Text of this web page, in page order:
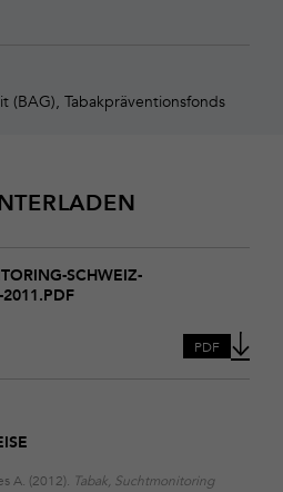
(BAG), Tabakpräventionsfonds
SCHWEIZ-
2011.PDF
PDF
A. (2012). Tabak, Suchtmonitoring